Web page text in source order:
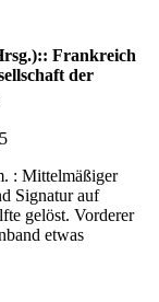
Frankreich
der
: Mittelmäßiger
Signatur auf
gelöst. Vorderer
etwas